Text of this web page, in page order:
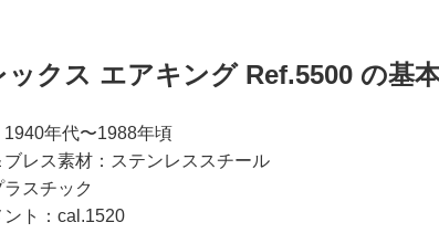
ックス エアキング Ref.5500 の基
1940年代〜1988年頃
ブレス素材：ステンレススチール
スチック
ント：cal.1520